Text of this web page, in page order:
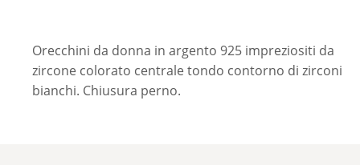
Orecchini da donna in argento 925 impreziositi da
zircone colorato centrale tondo contorno di zirconi
bianchi. Chiusura perno.